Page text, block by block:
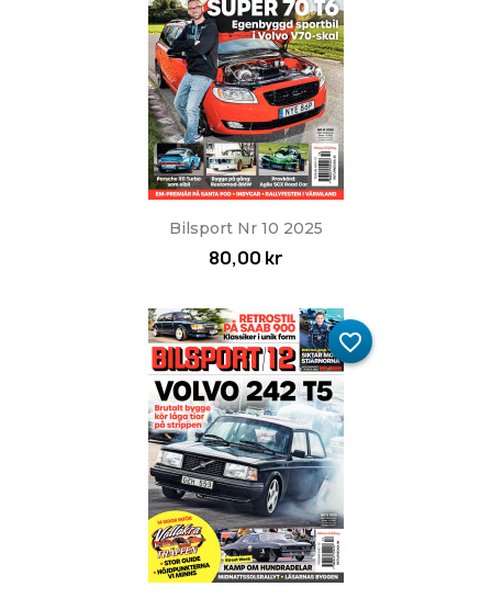
Bilsport Nr 10 2025
80,00 kr
favorite_border